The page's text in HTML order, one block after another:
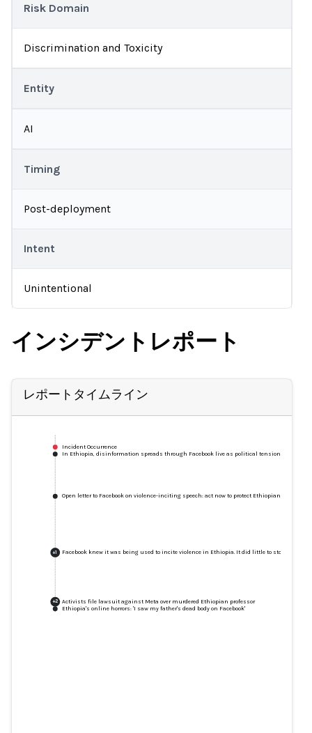
Risk Domain
Discrimination and Toxicity
Entity
AI
Timing
Post-deployment
Intent
Unintentional
インシデントレポート
レポートタイムライン
Incident Occurrence
In Ethiopia, disinformation spreads through Facebook live as political tensions rise
Open letter to Facebook on violence-inciting speech: act now to protect Ethiopians
+1 Facebook knew it was being used to incite violence in Ethiopia. It did little to stop the
+2 Activists file lawsuit against Meta over murdered Ethiopian professor
Ethiopia's online horrors: 'I saw my father's dead body on Facebook'